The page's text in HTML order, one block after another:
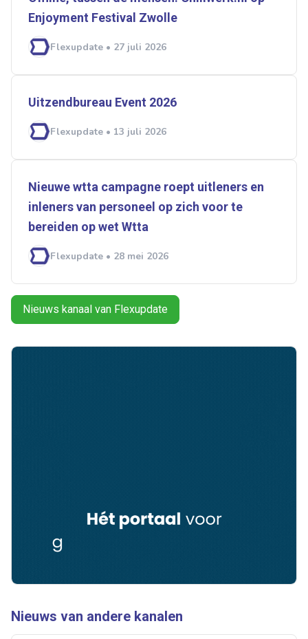
Enjoyment Festival Zwolle
Flexupdate • 27 juli 2026
Uitzendbureau Event 2026
Flexupdate • 13 juli 2026
Nieuwe wtta campagne roept uitleners en
inleners van personeel op zich voor te
bereiden op wet ­­Wtta
Flexupdate • 28 mei 2026
Nieuws kanaal van Flexupdate
Nieuws van andere kanalen
je mailbox
Alerts ontvangen
Normering Arbeid
ZiPconomy